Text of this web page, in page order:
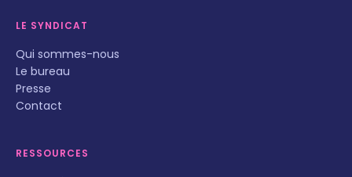
LE SYNDICAT
Qui sommes-nous
Le bureau
Presse
Contact
RESSOURCES